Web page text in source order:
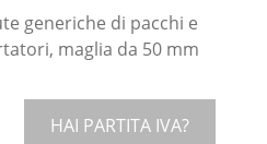
generiche di pacchi e
maglia da 50 mm
HAI PARTITA IVA?